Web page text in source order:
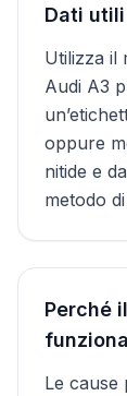
Dati
Utilizza il
Audi A3
oppure
nitide e
metodo
Perché
Le cause